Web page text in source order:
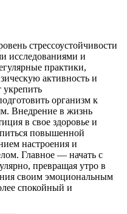
стрессоустойчивости
исследованиями и
практики,
активность и
организм к
Внедрение в жизнь
в свое здоровье и
повышенной
настроения и
Главное — начать с
превращая утро в
своим эмоциональным
спокойный и